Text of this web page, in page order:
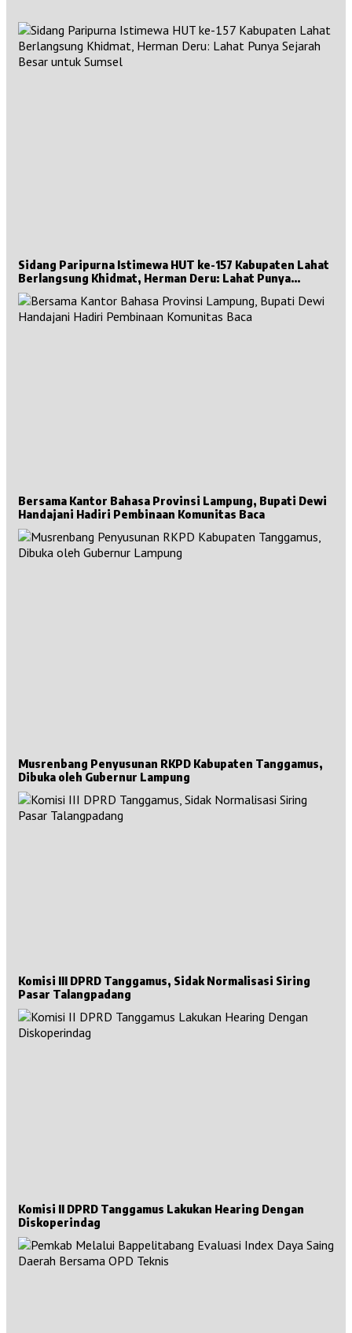
Sidang Paripurna Istimewa HUT ke-157 Kabupaten Lahat
Berlangsung Khidmat, Herman Deru: Lahat Punya
Sejarah Besar untuk Sumsel
Bersama Kantor Bahasa Provinsi Lampung, Bupati Dewi
Handajani Hadiri Pembinaan Komunitas Baca
Musrenbang Penyusunan RKPD Kabupaten Tanggamus,
Dibuka oleh Gubernur Lampung
Komisi III DPRD Tanggamus, Sidak Normalisasi Siring
Pasar Talangpadang
Komisi II DPRD Tanggamus Lakukan Hearing Dengan
Diskoperindag